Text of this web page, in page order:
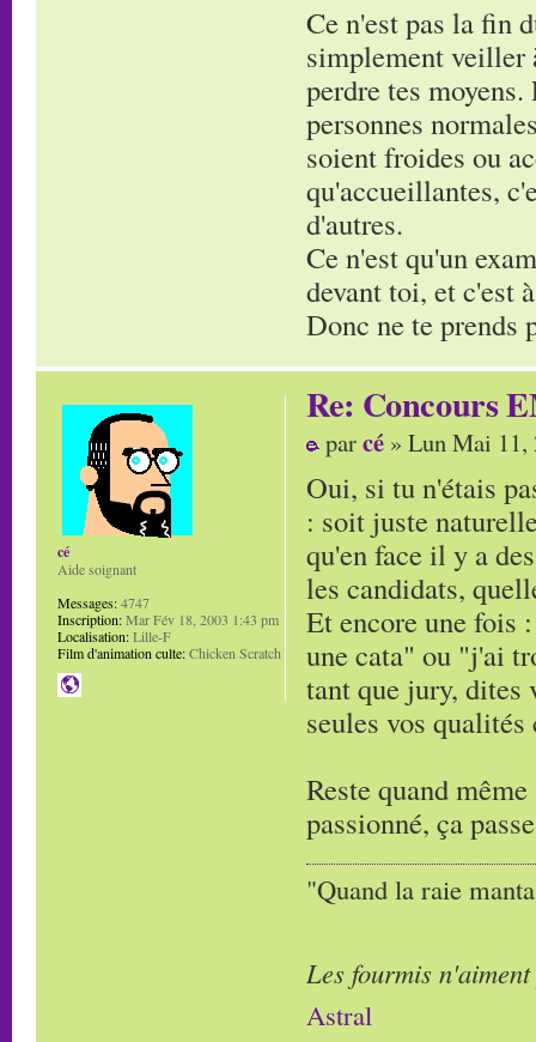
Ce n'est pas la fin
simplement veiller
perdre tes
personnes
soient froides ou
qu'accueillantes,
d'autres.
Ce n'est qu'un
devant toi, et c'est
Donc ne te prends
Re: Concours
parcé » Lun Mai 11,
Oui, si tu n'étais
: soit juste
qu'en face il y a
les candidats,
Et encore une fois
une cata" ou "j'ai
tant que jury, dites
seules vos
Reste quand
passionné, ça
"Quand la raie
Les fourmis
Astral
cé
Aide soignant
Messages:4747
Inscription:Mar Fév 18, 2003 1:43 pm
Localisation:Lille-F
Film d'animation culte:Chicken Scratch